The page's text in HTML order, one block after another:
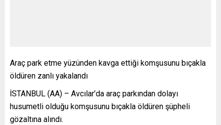
Araç park etme yüzünden kavga ettiği komşusunu bıçakla
öldüren zanlı yakalandı
İSTANBUL (AA) – Avcılar’da araç parkından dolayı
husumetli olduğu komşusunu bıçakla öldüren şüpheli
gözaltına alındı.